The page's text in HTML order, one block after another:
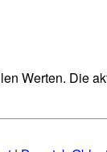
Werten. Die